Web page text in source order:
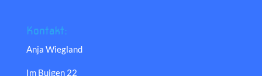
Kontakt:
Anja Wiegland
Im Buigen 22